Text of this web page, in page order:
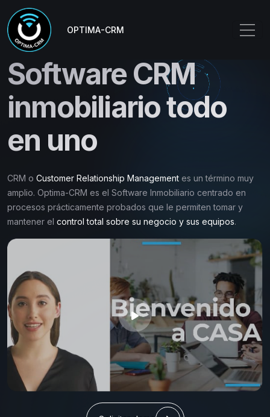
OPTIMA-CRM
Software CRM
inmobiliario todo
en uno
CRM o Customer Relationship Management es un término muy
amplio. Optima-CRM es el Software Inmobiliario centrado en
procesos prácticamente probados que le permiten tomar y
mantener el control total sobre su negocio y sus equipos.